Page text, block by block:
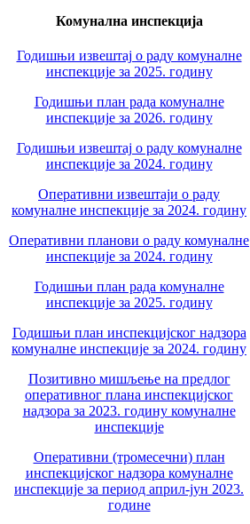
Комунална инспекција
Годишњи извештај о раду комуналне
инспекције за 2025. годину
Годишњи план рада комуналне
инспекције за 2026. годину
Годишњи извештај о раду комуналне
инспекције за 2024. годину
Оперативни извештаји о раду
комуналне инспекције за 2024. годину
Оперативни планови о раду комуналне
инспекције за 2024. годину
Годишњи план рада комуналне
инспекције за 2025. годину
Годишњи план инспекцијског надзора
комуналне инспекције за 2024. годину
Позитивно мишљење на предлог
оперативног плана инспекцијског
надзора за 2023. годину комуналне
инспекције
Оперативни (тромесечни) план
инспекцијског надзора комуналне
инспекције за период април-јун 2023.
године